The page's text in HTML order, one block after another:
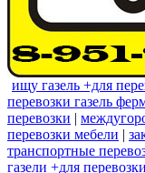
ищу газель +для
перевозки газель
перевозки |
перевозки мебели |
транспортные
газели +для перевозки